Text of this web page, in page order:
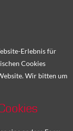
Erlebnis für
Cookies
Wir bitten um